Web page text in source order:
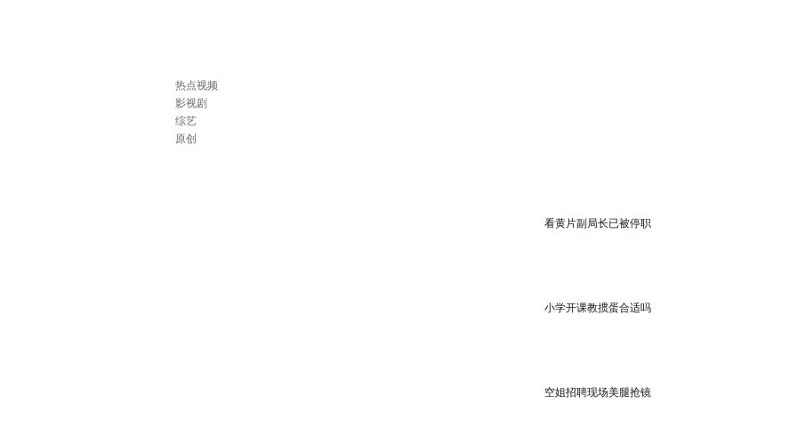
热点视频
影视剧
综艺
原创
看黄片副局长已被停职
小学开课教掼蛋合适吗
空姐招聘现场美腿抢镜